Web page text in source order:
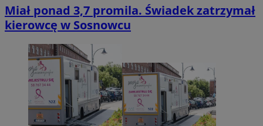
Miał ponad 3,7 promila. Świadek zatrzymał
kierowcę w Sosnowcu